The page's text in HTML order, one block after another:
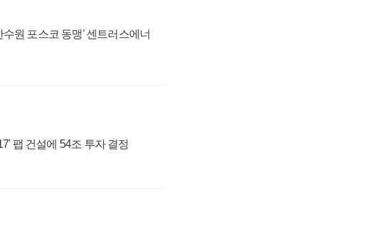
원 포스코 동맹' 센트러스에너
팹 건설에 54조 투자 결정